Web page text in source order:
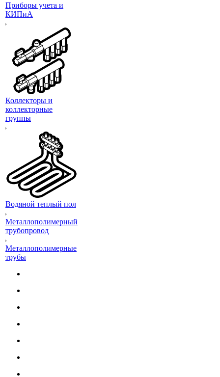
Приборы учета и
КИПиА
Коллекторы и
коллекторные
группы
Водяной теплый пол
Металлополимерный
трубопровод
Металлополимерные
трубы